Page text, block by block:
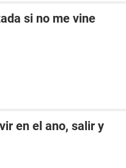
si no me vine
en el ano, salir y